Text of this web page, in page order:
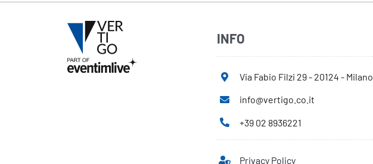
INFO
Via Fabio Filzi 29 - 20124 - Milano
info@vertigo.co.it
+39 02 8936221
Privacy Policy